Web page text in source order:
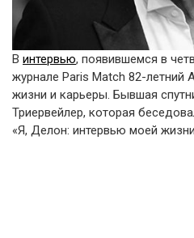
В интервью, появившемся в
журнале Paris Match 82-летний
жизни и карьеры. Бывшая
Триервейлер, которая
«Я, Делон: интервью моей